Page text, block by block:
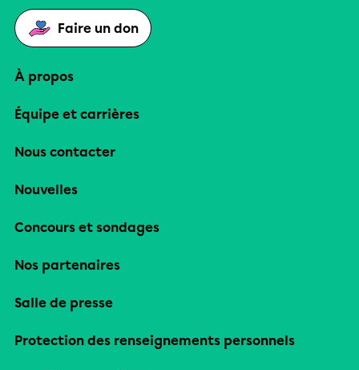
Faire un don
À propos
Équipe et carrières
Nous contacter
Nouvelles
Concours et sondages
Nos partenaires
Salle de presse
Protection des renseignements personnels